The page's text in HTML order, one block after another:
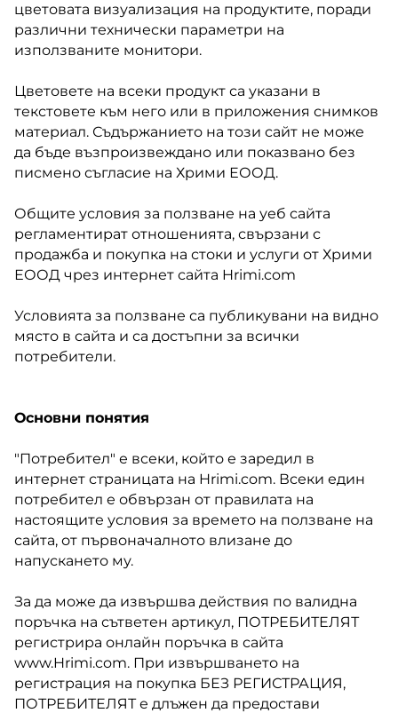
цветовата визуализация на продуктите, поради
различни технически параметри на
използваните монитори.
Цветовете на всеки продукт са указани в
текстовете към него или в приложения снимков
материал. Съдържанието на този сайт не може
да бъде възпроизвеждано или показвано без
писмено съгласие на Хрими ЕООД.
Общите условия за ползване на уеб сайта
регламентират отношенията, свързани с
продажба и покупка на стоки и услуги от Хрими
ЕООД чрез интернет сайта Hrimi.com
Условията за ползване са публикувани на видно
място в сайта и са достъпни за всички
потребители.
Основни понятия
"Потребител" е всеки, който е заредил в
интернет страницата на Hrimi.com. Всеки един
потребител е обвързан от правилата на
настоящите условия за времето на ползване на
сайта, от първоначалното влизане до
напускането му.
За да може да извършва действия по валидна
поръчка на сътветен артикул, ПОТРЕБИТЕЛЯТ
регистрира онлайн поръчка в сайта
www.Hrimi.com. При извършването на
регистрация на покупка БЕЗ РЕГИСТРАЦИЯ,
ПОТРЕБИТЕЛЯТ е длъжен да предостави